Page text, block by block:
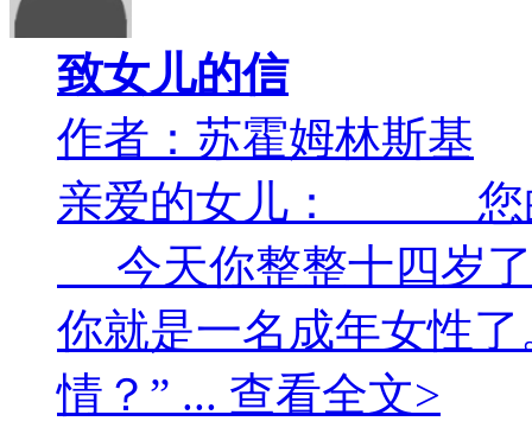
致女儿的信
作者：苏霍姆林斯基
亲爱的女儿： 您
今天你整整十四岁
你就是一名成年女性
情？” ... 查看全文>